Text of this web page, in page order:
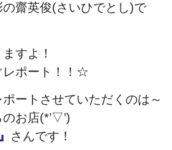
齋英俊(さいひでとし)で
すよ！
レポート！！☆
ートさせていただくのは～
お店(*’▽’)
さんです！